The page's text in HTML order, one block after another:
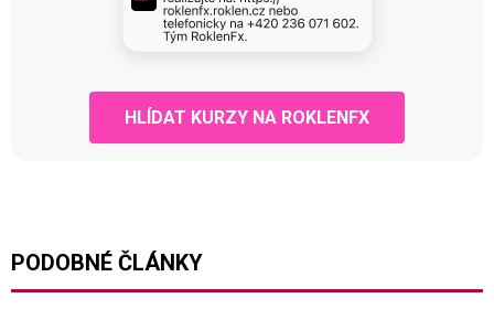
HLÍDAT KURZY NA ROKLENFX
PODOBNÉ ČLÁNKY